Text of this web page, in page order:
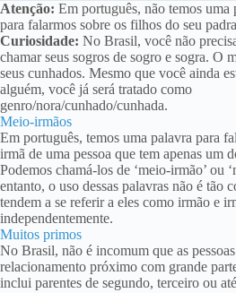
Atenção: Em português, não temos uma
para falarmos sobre os filhos do seu
Curiosidade: No Brasil, você não
chamar seus sogros de sogro e sogra. O
seus cunhados. Mesmo que você ainda
alguém, você já será tratado como
genro/nora/cunhado/cunhada.
Meio-irmãos
Em português, temos uma palavra para
irmã de uma pessoa que tem apenas um
Podemos chamá-los de ‘meio-irmão’ ou
entanto, o uso dessas palavras não é tão
tendem a se referir a eles como irmão e
independentemente.
Muitos primos
No Brasil, não é incomum que as
relacionamento próximo com grande
inclui parentes de segundo, terceiro ou